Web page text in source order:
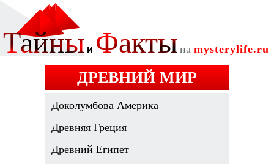
ДРЕВНИЙ МИР
Доколумбова Америка
Древняя Греция
Древний Египет